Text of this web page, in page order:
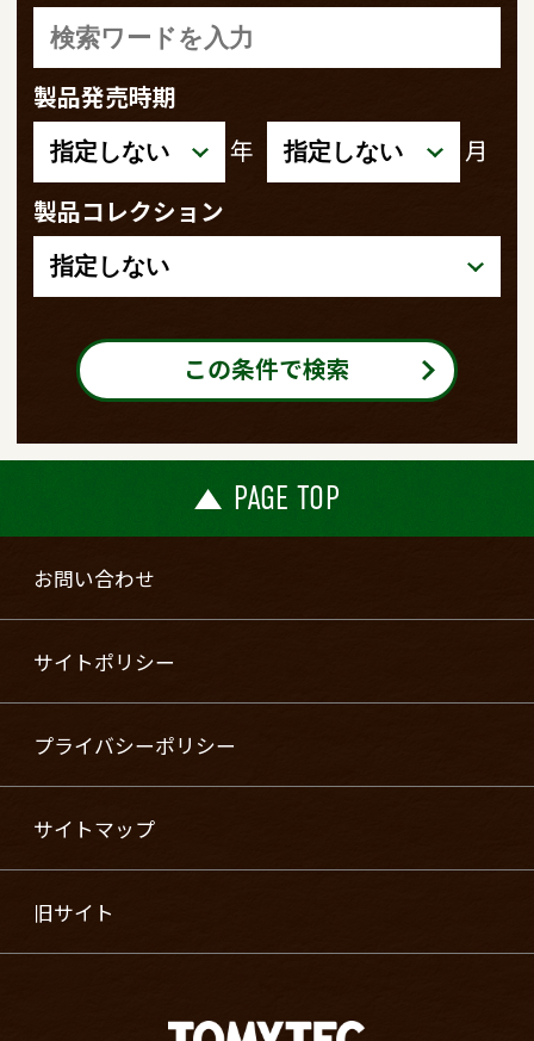
製品発売時期
年
月
製品コレクション
この条件で検索
PAGE TOP
お問い合わせ
サイトポリシー
プライバシーポリシー
サイトマップ
旧サイト